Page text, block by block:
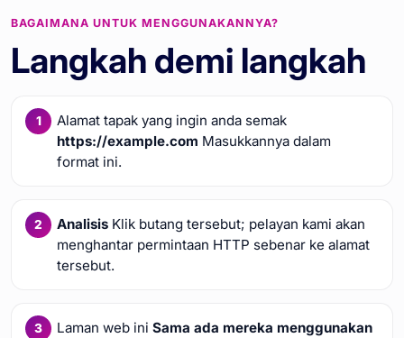
BAGAIMANA UNTUK MENGGUNAKANNYA?
Langkah demi langkah
Alamat tapak yang ingin anda semak
https://example.com Masukkannya dalam
format ini.
AnalisisKlik butang tersebut; pelayan kami akan
menghantar permintaan HTTP sebenar ke alamat
tersebut.
Laman web ini Sama ada mereka menggunakan